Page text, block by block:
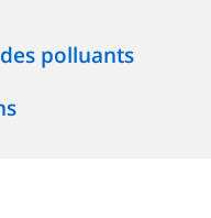
polluants